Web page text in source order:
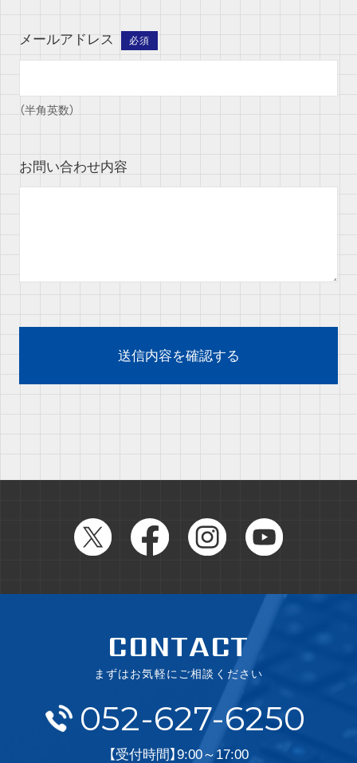
メールアドレス 必須
（半角英数）
お問い合わせ内容
送信内容を確認する
CONTACT
まずはお気軽にご相談ください
052-627-6250
【受付時間】9:00～17:00